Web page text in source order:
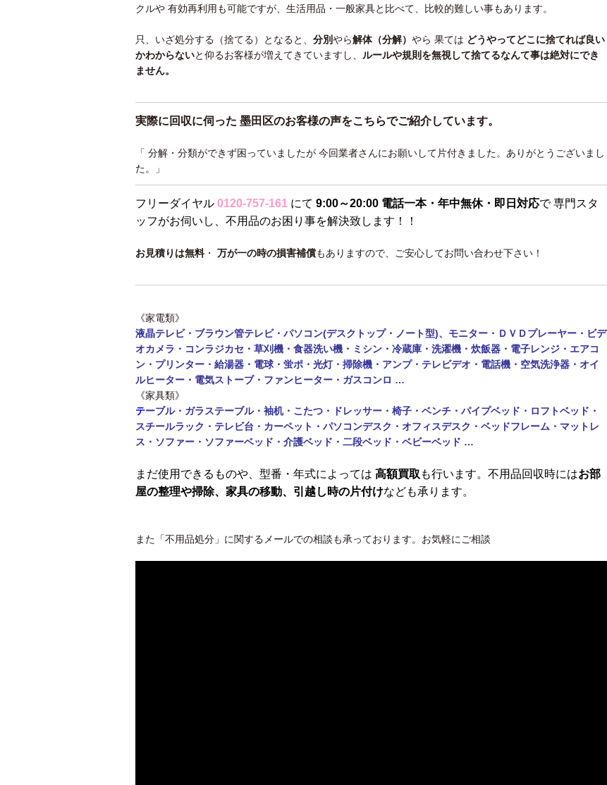
クルや 有効再利用も可能ですが、生活用品・一般家具と比べて、比較的難しい事もあります。
只、いざ処分する（捨てる）となると、 分別やら解体（分解） やら 果ては どうやってどこに捨てれば良い
かわからないと仰るお客様が増えてきていますし、 ルールや規則を無視して捨てるなんて事は絶対にでき
ません。
実際に回収に伺った 墨田区のお客様の声をこちらでご紹介しています。
「 分解・分類ができず困っていましたが 今回業者さんにお願いして片付きました。ありがとうございまし
た。」
フリーダイヤル 0120-757-161 にて 9:00～20:00 電話一本・年中無休・即日対応で 専門スタ
ッフがお伺いし、不用品のお困り事を解決致します！！
お見積りは無料・ 万が一の時の損害補償もありますので、ご安心してお問い合わせ下さい！
《家電類》
液晶テレビ・ブラウン管テレビ・パソコン(デスクトップ・ノート型)、モニター・ ＤＶＤプレーヤー・ビデ
オカメラ・コンラジカセ・草刈機・食器洗い機・ミシン・ 冷蔵庫・洗濯機・炊飯器・電子レンジ・エアコ
ン・ プリンター・給湯器・電球・蛍ポ・光灯・掃除機・アンプ・テレビデオ・電話機・ 空気洗浄器・オイ
ルヒーター・電気ストーブ・ファンヒーター・ガスコンロ …
《家具類》
テーブル・ ガラステーブル・袖机・こたつ・ドレッサー・椅子・ベンチ・パイプベッド・ロフトベッド・
スチールラック・テレビ台・カーペット・パソコンデスク・オフィスデスク・ベッドフレーム・マットレ
ス・ソファー・ソファーベッド・介護ベッド・二段ベッド・ ベビーベッド …
まだ使用できるものや、型番・年式によっては 高額買取 も行います。不用品回収時にはお部
屋の整理や掃除、家具の移動、引越し時の片付けなども承ります。
また「不用品処分」に関するメールでの相談も承っております。お気軽にご相談